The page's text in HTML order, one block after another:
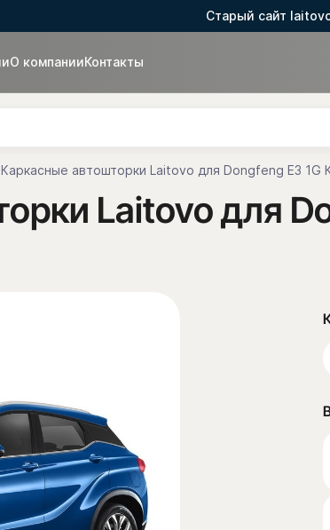
Старый сайт
О компанииКонтакты
Каркасные автошторки Laitovo для Dongfeng E3 1G
Laitovo для